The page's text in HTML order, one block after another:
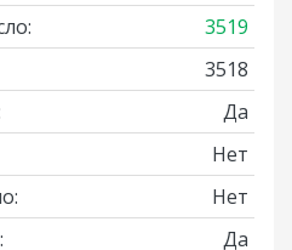
3519
3518
Да
Нет
Нет
Да